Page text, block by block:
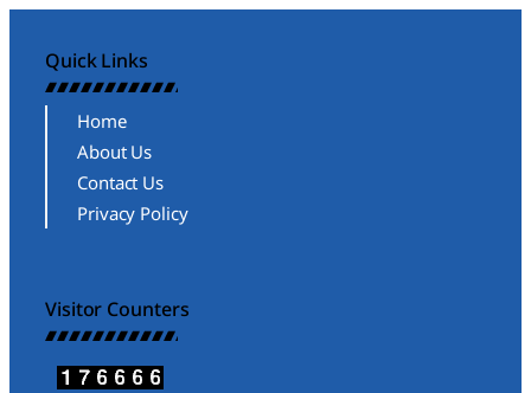
Quick Links
Home
About Us
Contact Us
Privacy Policy
Visitor Counters